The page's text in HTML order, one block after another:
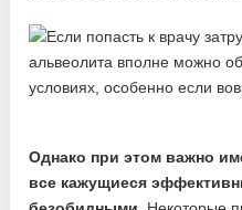
Однако при этом важно
все кажущиеся